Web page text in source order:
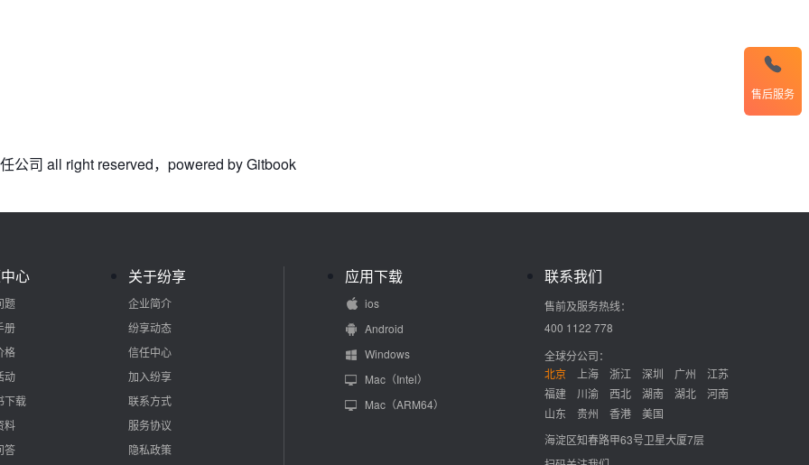
公司 all right reserved，powered by Gitbook
售后服务
心
题
册
格
动
下载
料
答
关于纷享
企业简介
纷享动态
信任中心
加入纷享
联系方式
服务协议
隐私政策
应用下载
ios
Android
Windows
Mac（Intel）
Mac（ARM64）
联系我们
售前及服务热线：
400 1122 778
全球分公司：
北京
上海 浙江 深圳 广州
江苏
福建
川渝 西北 湖南 湖北
河南
山东
贵州 香港
美国
海淀区知春路甲63号卫星大厦7层